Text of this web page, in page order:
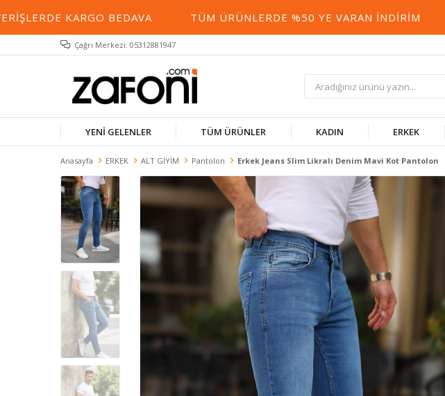
KARGO BEDAVA TÜM ÜRÜNLERDE %50 YE VARAN İNDIRIM
Çağrı Merkezi: 05312881947
YENİ GELENLER TÜM ÜRÜNLER KADIN ERKEK
Anasayfa ERKEK ALT GİYİM Pantolon Erkek Jeans Slim Likralı Denim Mavi Kot Pantolon